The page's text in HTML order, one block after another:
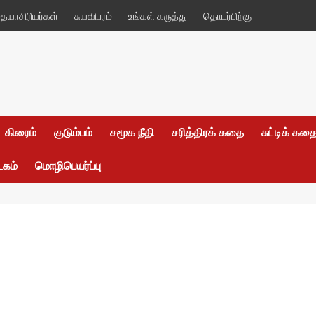
சுயவிபரம் உங்கள் கருத்து தொடர்பிற்கு
கிரைம் குடும்பம் சமூக நீதி சரித்திரக் கதை சுட்டிக்
மொழிபெயர்ப்பு